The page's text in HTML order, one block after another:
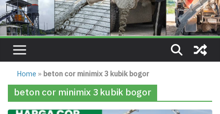
Home » beton cor minimix 3 kubik bogor
beton cor minimix 3 kubik bogor